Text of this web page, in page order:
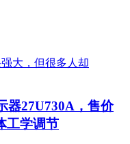
器27U730A，售价
工学调节